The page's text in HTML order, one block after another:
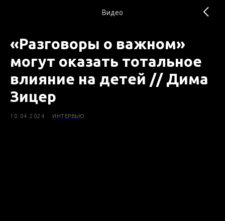
Видео
«Разговоры о важном»
могут оказать тотальное
влияние на детей // Дима
Зицер
10.04.2024 ИНТЕРВЬЮ